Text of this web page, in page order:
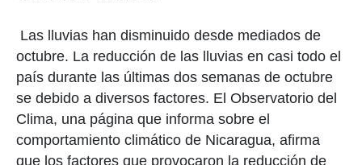
Las lluvias han disminuido desde mediados de
octubre. La reducción de las lluvias en casi todo el
país durante las últimas dos semanas de octubre
se debido a diversos factores. El Observatorio del
Clima, una página que informa sobre el
comportamiento climático de Nicaragua, afirma
que los factores que provocaron la reducción de